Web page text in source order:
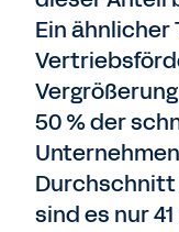
Ein ähnlicher
50 % der
Durchschnitt
sind es nur 41